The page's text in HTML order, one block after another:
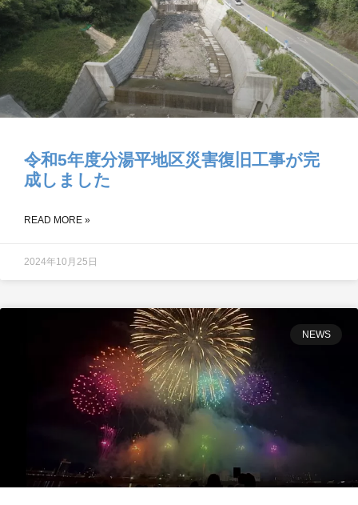
令和5年度分湯平地区災害復旧工事が完
成しました
READ MORE »
2024年10月25日
NEWS